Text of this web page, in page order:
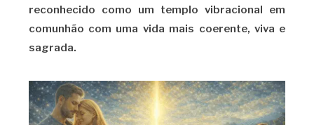
reconhecido como um templo vibracional em
comunhão com uma vida mais coerente, viva e
sagrada.